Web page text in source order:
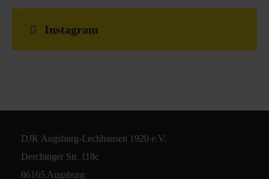
Instagram
DJK Augsburg-Lechhausen 1920 e.V.
Derchinger Str. 118c
86165 Augsburg